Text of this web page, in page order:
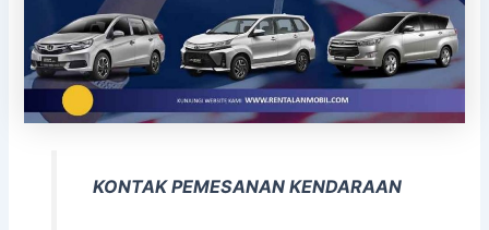
KONTAK PEMESANAN KENDARAAN